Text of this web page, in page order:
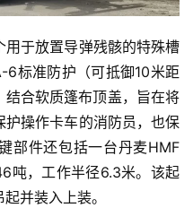
于放置导弹残骸的特殊槽
6标准防护（可抵御10米距
合软质篷布顶盖，旨在将
操作卡车的消防员，也保
部件还包括一台丹麦HMF
吨，工作半径6.3米。该起
并装入上装。